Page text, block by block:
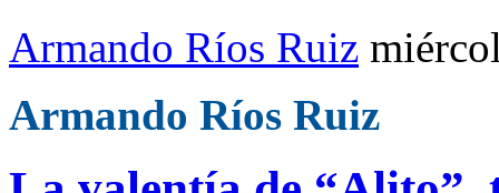
Armando Ríos Ruiz
Armando Ríos Ruiz